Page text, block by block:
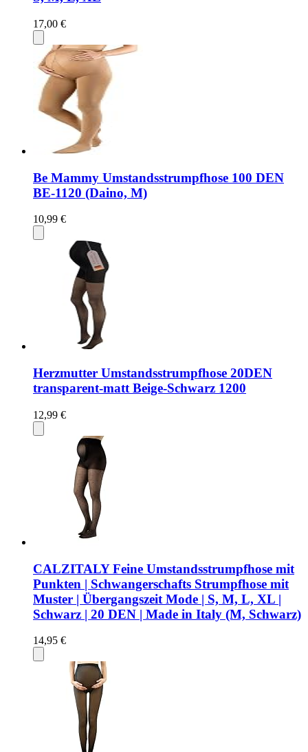
17,00 €
Be Mammy Umstandsstrumpfhose 100 DEN
BE-1120 (Daino, M)
10,99 €
Herzmutter Umstandsstrumpfhose 20DEN
transparent-matt Beige-Schwarz 1200
12,99 €
CALZITALY Feine Umstandsstrumpfhose mit
Punkten | Schwangerschafts Strumpfhose mit
Muster | Übergangszeit Mode | S, M, L, XL |
Schwarz | 20 DEN | Made in Italy (M, Schwarz)
14,95 €